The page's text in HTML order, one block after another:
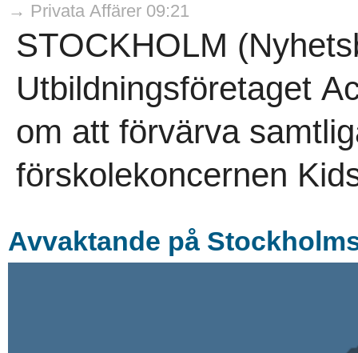
→ Privata Affärer 09:21
STOCKHOLM
Utbildningsföretaget
om att förvärva
förskolekoncernen
Avvaktande på